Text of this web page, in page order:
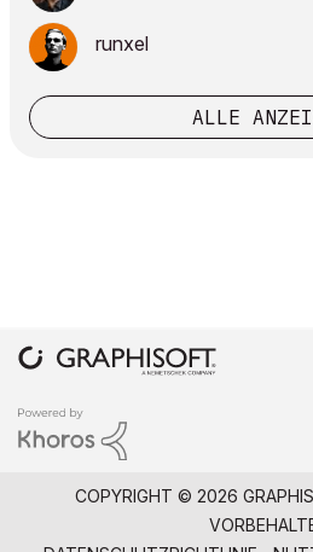
runxel
ALLE
COPYRIGHT © 2026